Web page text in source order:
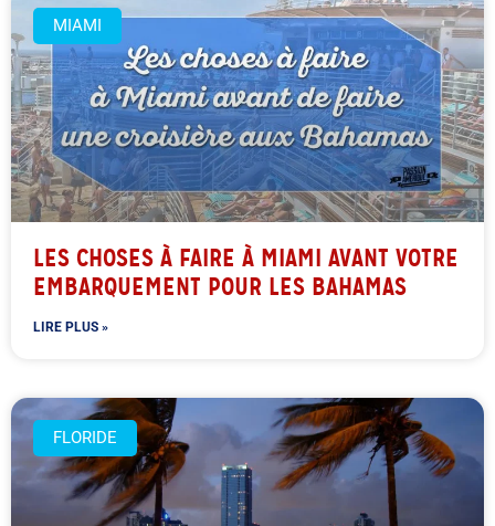
MIAMI
LES CHOSES À FAIRE À MIAMI AVANT VOTRE
EMBARQUEMENT POUR LES BAHAMAS
LIRE PLUS »
FLORIDE